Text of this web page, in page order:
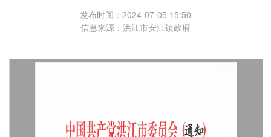
发布时间：2024-07-05 15:50
信息来源：洪江市安江镇政府